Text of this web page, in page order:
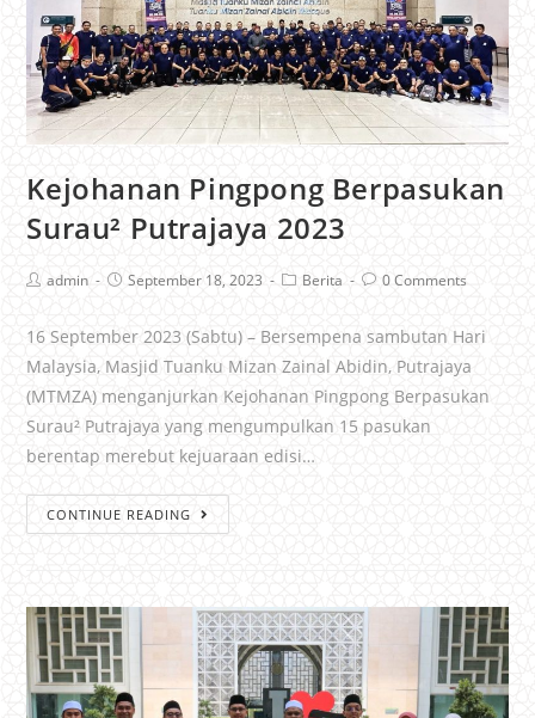
Kejohanan Pingpong Berpasukan
Surau² Putrajaya 2023
admin September 18, 2023 Berita 0 Comments
16 September 2023 (Sabtu) – Bersempena sambutan Hari
Malaysia, Masjid Tuanku Mizan Zainal Abidin, Putrajaya
(MTMZA) menganjurkan Kejohanan Pingpong Berpasukan
Surau² Putrajaya yang mengumpulkan 15 pasukan
berentap merebut kejuaraan edisi…
CONTINUE READING